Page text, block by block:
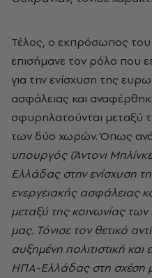
Τέλος, ο εκπρόσωπος του
επισήμανε τον ρόλο που
για την ενίσχυση της
ασφάλειας και
σφυρηλατούνται μεταξύ
των δύο χωρών. Όπως
υπουργός (Άντονι
Ελλάδας στην ενίσχυση
ενεργειακής ασφάλειας
μεταξύ της κοινωνίας
μας. Τόνισε τον θετικό
αυξημένη πολιτιστική
ΗΠΑ-Ελλάδας στη σχέση